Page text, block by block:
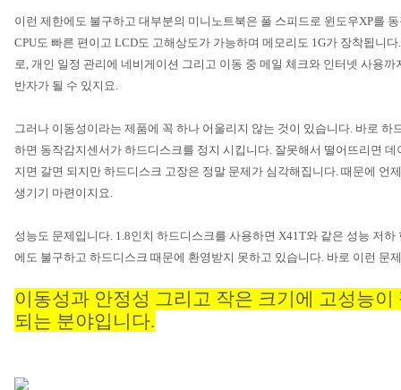
이런 제한에도 불구하고 대부분의 미니노트북은 풀 스피드로 윈도우XP를
CPU도 빠른 편이고 LCD도 고해상도가 가능하며 메모리도 1G가 장착됩니다
로, 개인 일정 관리에 네비게이션 그리고 이동 중 메일 체크와 인터넷 사용까
반자가 될 수 있지요.
그러나 이동성이라는 제품에 꼭 하나 어울리지 않는 것이 있습니다. 바로 하
하면 동작감지센서가 하드디스크를 정지 시킵니다. 잘못해서 떨어뜨리면
지면 갈면 되지만 하드디스크 고장은 정말 문제가 심각해집니다. 때문에 언
생기기 마련이지요.
성능도 문제입니다. 1.8인치 하드디스크를 사용하면 X41T와 같은 성능 저하
에도 불구하고 하드디스크 때문에 환영받지 못하고 있습니다. 바로 이런 문
이동성과 안정성 그리고 작은 크기에 고성능이
되는 분야입니다.